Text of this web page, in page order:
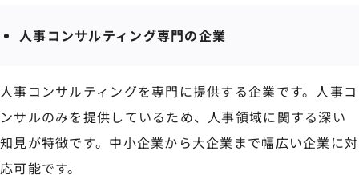
人事コンサルティング専門の企業
人事コンサルティングを専門に提供する企業です。人事コ
ンサルのみを提供しているため、人事領域に関する深い
知見が特徴です。中小企業から大企業まで幅広い企業に対
応可能です。